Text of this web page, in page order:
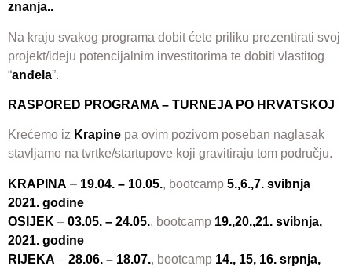
znanja..
Na kraju svakog programa dobit ćete priliku prezentirati svoj
projekt/ideju potencijalnim investitorima te dobiti vlastitog
“anđela”.
RASPORED PROGRAMA – TURNEJA PO HRVATSKOJ
Krećemo iz Krapine pa ovim pozivom poseban naglasak
stavljamo na tvrtke/startupove koji gravitiraju tom području.
KRAPINA – 19.04. – 10.05., bootcamp 5.,6.,7. svibnja
2021. godine
OSIJEK – 03.05. – 24.05., bootcamp 19.,20.,21. svibnja,
2021. godine
RIJEKA – 28.06. – 18.07., bootcamp 14., 15, 16. srpnja,